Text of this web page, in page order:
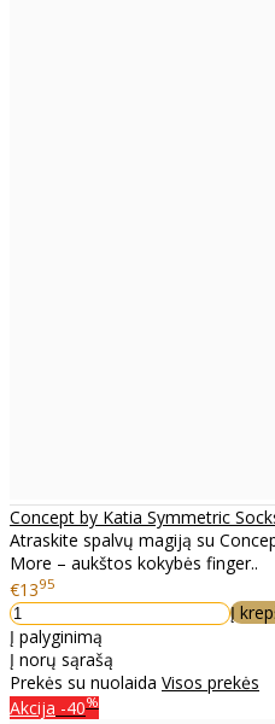
Concept by Katia Symmetric
Atraskite spalvų magiją su
More – aukštos kokybės finger..
€1395
Į
Į palyginimą
Į norų sąrašą
Prekės su nuolaida Visos prekės
Akcija -40%